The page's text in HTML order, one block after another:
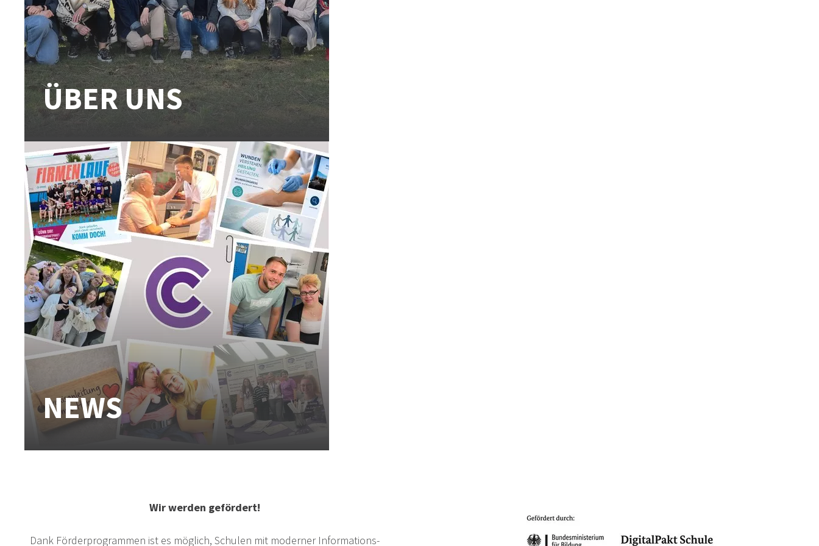
ÜBER UNS
im guten Sinne bewahrt und weiterentwickelt.
NEWS
Wir werden gefördert!
Dank Förderprogrammen ist es möglich, Schulen mit moderner Informations-